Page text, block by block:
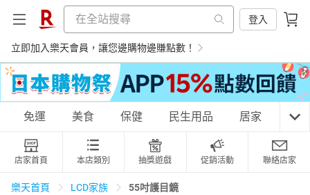
登入
立即加入樂天會員，讓您邊購物邊賺點數！
購物網分類
天天免運 美食蛋糕 養生保健
免運 美食 保健 民生用品 居家 3C
店家首頁 本店類別 抽獎遊戲 促銷活動 聯絡店家
樂天首頁 LCD家族 55吋護目鏡